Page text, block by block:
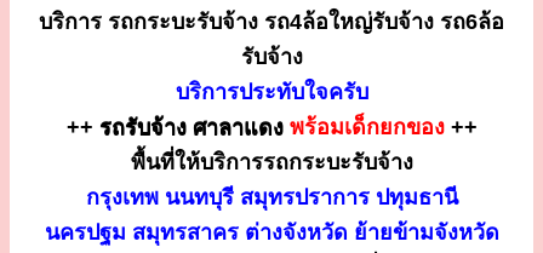
บริการ รถกระบะรับจ้าง รถ4ล้อใหญ่รับจ้าง รถ6ล้อ
รับจ้าง
บริการประทับใจครับ
++ รถรับจ้าง ศาลาแดง พร้อมเด็กยกของ++
พื้นที่ให้บริการรถกระบะรับจ้าง
กรุงเทพ นนทบุรี สมุทรปราการ ปทุมธานี
นครปฐม สมุทรสาคร ต่างจังหวัด ย้ายข้ามจังหวัด